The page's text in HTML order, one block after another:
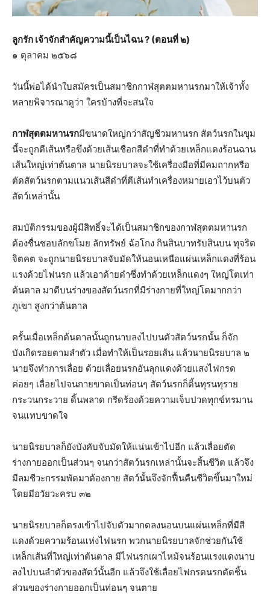
ลูกรัก เจ้าจักสำคัญความนี้เป็นไฉน ? (ตอนที่ ๒)
๑ ตุลาคม ๒๕๖๘
วันนี้พ่อได้นำใบสมัครเป็นสมาชิกกาฬสุตตมหานรกมาให้เจ้าทั้ง
หลายพิจารณาดูว่า ใครบ้างที่จะสนใจ
กาฬสุตตมหานรกมีขนาดใหญ่กว่าสัญชีวมหานรก สัตว์นรกในขุม
นี้จะถูกตีเส้นหรือขึงด้วยเส้นเชือกสีดำที่ทำด้วยเหล็กแดงร้อนฉาน
เส้นใหญ่เท่าต้นตาล นายนิรยบาลจะใช้เครื่องมือที่มีคมถากหรือ
ตัดสัตว์นรกตามแนวเส้นสีดำที่ตีเส้นทำเครื่องหมายเอาไว้บนตัว
สัตว์เหล่านั้น
สมบัติกรรมของผู้มีสิทธิ์จะได้เป็นสมาชิกของกาฬสุตตมหานรก
ต้องชื่นชอบลักขโมย ลักทรัพย์ ฉ้อโกง กินสินบาทรับสินบน ทุจริต
จิตคต จะถูกนายนิรยบาลจับมัดให้นอนเหนือแผ่นเหล็กแดงที่ร้อน
แรงด้วยไฟนรก แล้วเอาด้ายดำซึ่งทำด้วยเหล็กแดงๆ ใหญ่โตเท่า
ต้นตาล มาตีบนร่างของสัตว์นรกที่มีร่างกายที่ใหญ่โตมากกว่า
ภูเขา สูงกว่าต้นตาล
ครั้นเมื่อเหล็กต้นตาลนั้นถูกนาบลงไปบนตัวสัตว์นรกนั้น ก็จัก
บังเกิดรอยตามลำตัว เมื่อทำให้เป็นรอยเส้น แล้วนายนิรยบาล ๒
นายจึงทำการเลื่อย ด้วยเลื่อยนรกอันลุกแดงด้วยแสงไฟกรด
ค่อยๆ เลื่อยไปจนกายขาดเป็นท่อนๆ สัตว์นรกก็ดิ้นทุรนทุราย
กระวนกระวาย ดิ้นพลาด กรีดร้องด้วยความเจ็บปวดทุกข์ทรมาน
จนแทบขาดใจ
นายนิรยบาลก็ยังบังคับจับมัดให้แน่นเข้าไปอีก แล้วเลื่อยตัด
ร่างกายออกเป็นส่วนๆ จนกว่าสัตว์นรกเหล่านั้นจะสิ้นชีวิต แล้วจึง
มีลมชีวะกรรมพัดมาต้องกาย สัตว์นั้นจึงจักฟื้นคืนชีวิตขึ้นมาใหม่
โดยมีอวัยวะครบ ๓๒
นายนิรยบาลก็ตรงเข้าไปจับตัวมากดลงนอนบนแผ่นเหล็กที่มีสี
แดงด้วยความร้อนแห่งไฟนรก พวกนายนิรยบาลจักช่วยกันใช้
เหล็กเส้นที่ใหญ่เท่าต้นตาล มีไฟนรกเผาไหม้จนร้อนแรงแดงนาบ
ลงไปบนลำตัวของสัตว์นั้นอีก แล้วจึงใช้เลื่อยไฟกรดนรกตัดชิ้น
ส่วนของร่างกายออกเป็นท่อนๆ จนตาย